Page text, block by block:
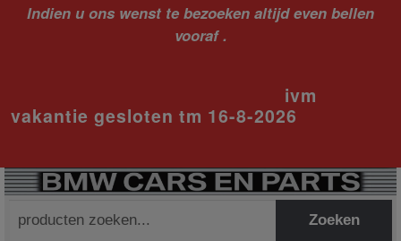
Indien u ons wenst te bezoeken altijd even bellen
vooraf .
ivm
vakantie gesloten tm 16-8-2026
naar:
Zoeken